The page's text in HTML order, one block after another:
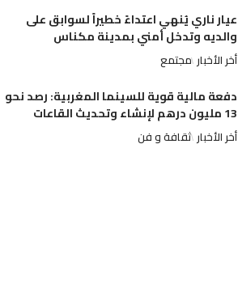
عيار ناري يُنهي اعتداءً خطيراً لسوابق على
والديه وتدخل أمني بمدينة مكناس
أخر الأخبار مجتمع
دفعة مالية قوية للسينما المغربية: رصد نحو
13 مليون درهم لإنشاء وتحديث القاعات
أخر الأخبار ثقافة و فن